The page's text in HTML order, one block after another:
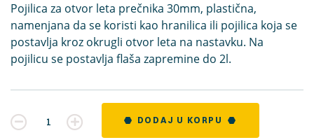
Pojilica za otvor leta prečnika 30mm, plastična,
namenjana da se koristi kao hranilica ili pojilica koja se
postavlja kroz okrugli otvor leta na nastavku. Na
pojilicu se postavlja flaša zapremine do 2l.
Kvantitet DODAJ U KORPU